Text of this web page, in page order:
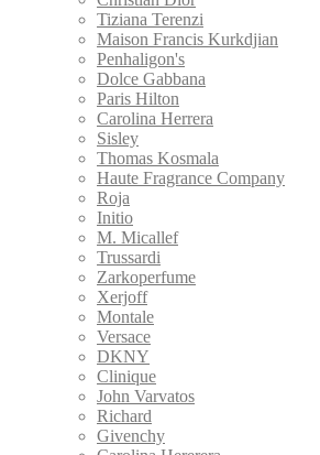
Tiziana Terenzi
Maison Francis Kurkdjian
Penhaligon's
Dolce Gabbana
Paris Hilton
Carolina Herrera
Sisley
Thomas Kosmala
Haute Fragrance Company
Roja
Initio
M. Micallef
Trussardi
Zarkoperfume
Xerjoff
Montale
Versace
DKNY
Clinique
John Varvatos
Richard
Givenchy